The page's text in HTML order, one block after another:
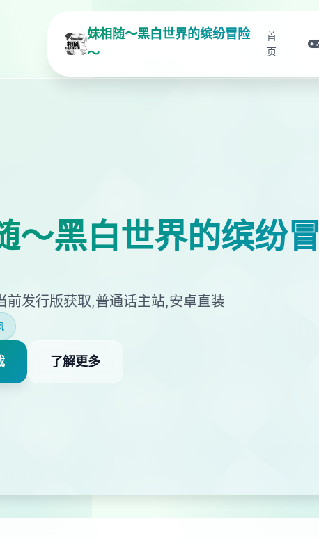
妹相随～黑白世界的缤纷冒险
～
首
页
～黑白世界的缤纷冒
前发行版获取,普通话主站,安卓直装
了解更多